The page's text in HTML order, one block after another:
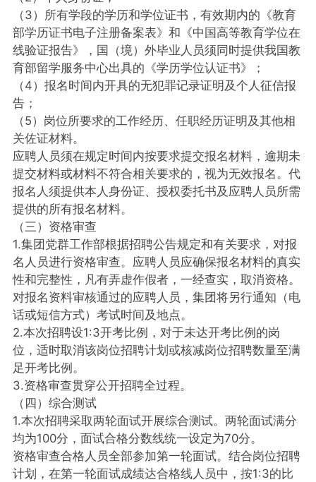
（3）所有学段的学历和学位证书，有效期内的《教育
部学历证书电子注册备案表》和《中国高等教育学位在
线验证报告》，国（境）外毕业人员须同时提供我国教
育部留学服务中心出具的《学历学位认证书》；
（4）报名时间内开具的无犯罪记录证明及个人征信报
告；
（5）岗位所要求的工作经历、任职经历证明及其他相
关佐证材料。
应聘人员须在规定时间内按要求提交报名材料，逾期未
提交材料或材料不符合相关要求的，视为无效报名。代
报名人须提供本人身份证、授权委托书及应聘人员所需
提供的所有报名材料。
（三）资格审查
1.集团党群工作部根据招聘公告规定和有关要求，对报
名人员进行资格审查。应聘人员应确保报名材料的真实
性和完整性，凡有弄虚作假者，一经查实，取消资格。
对报名资料审核通过的应聘人员，集团将另行通知（电
话或短信方式）考试时间及地点。
2.本次招聘设1:3开考比例，对于未达开考比例的岗
位，适时取消该岗位招聘计划或核减岗位招聘数量至满
足开考比例。
3.资格审查贯穿公开招聘全过程。
（四）综合测试
1.本次招聘采取两轮面试开展综合测试。两轮面试满分
均为100分，面试合格分数线统一设定为70分。
资格审查合格人员全部参加第一轮面试。结合岗位招聘
计划，在第一轮面试成绩达合格线人员中，按1:3的比